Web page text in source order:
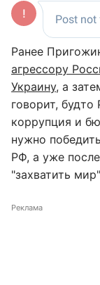
Ранее
агрессору
Украину, а
говорит,
коррупция и
нужно
РФ, а уже
"захватить
Реклама